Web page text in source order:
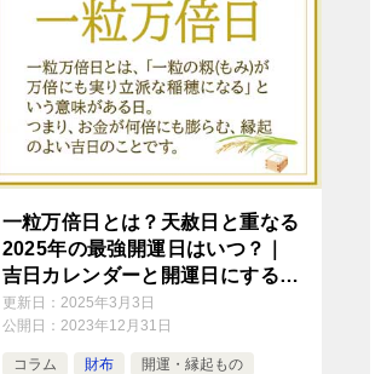
一粒万倍日とは？天赦日と重なる
2025年の最強開運日はいつ？｜
吉日カレンダーと開運日にすると
良いことをご紹介
更新日： 2025年3月3日
公開日： 2023年12月31日
コラム 財布 開運・縁起もの